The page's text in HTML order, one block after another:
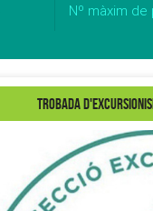
Nº màxim de
Trobada